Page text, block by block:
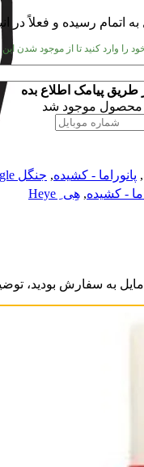
اتمام رسیده و فعلاً در
خود را وارد کنید تا از موجود شدن
طریق پیامک اطلاع بده
محصول موجود شد
, پانوراما - کشیده, جنگل Jungle
- کشیده, هِی ِ Heye
به سفارش بودید،